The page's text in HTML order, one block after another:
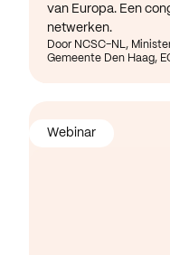
van Europa. Een
netwerken.
Door NCSC-NL,
Gemeente Den Haag,
Webinar